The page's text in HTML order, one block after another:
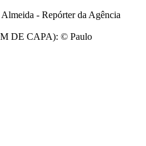
- Repórter da Agência
DE CAPA): © Paulo